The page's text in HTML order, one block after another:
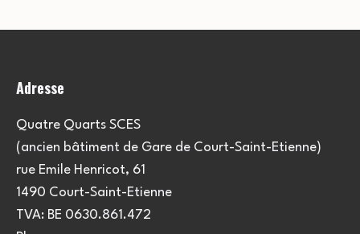
Adresse
Quatre Quarts SCES
(ancien bâtiment de Gare de Court-Saint-Etienne)
rue Emile Henricot, 61
1490 Court-Saint-Etienne
TVA: BE 0630.861.472